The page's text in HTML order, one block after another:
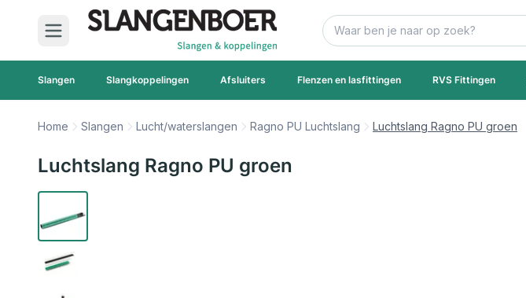
Ga naar de inhoud
Zoek
Slangen Slangkoppelingen Afsluiters Flenzen en lasfittingen RVS Fittingen
Home Slangen Lucht/waterslangen Ragno PU Luchtslang Luchtslang Ragno PU groen
Luchtslang Ragno PU groen